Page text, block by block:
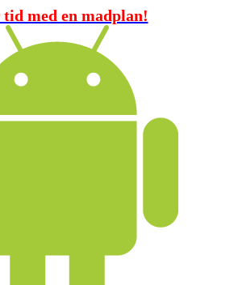
tid med en madplan!